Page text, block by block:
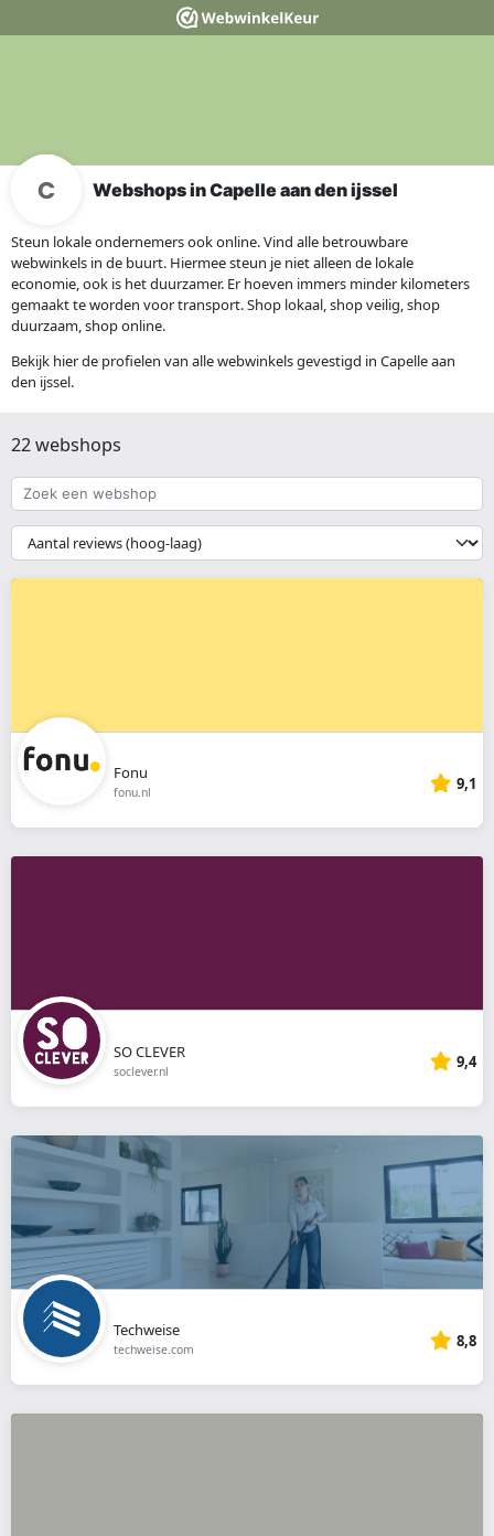
Webshops in Capelle aan den ijssel
Steun lokale ondernemers ook online. Vind alle betrouwbare
webwinkels in de buurt. Hiermee steun je niet alleen de lokale
economie, ook is het duurzamer. Er hoeven immers minder kilometers
gemaakt te worden voor transport. Shop lokaal, shop veilig, shop
duurzaam, shop online.
Bekijk hier de profielen van alle webwinkels gevestigd in Capelle aan
den ijssel.
22 webshops
Zoek
een
webshop
{{
__('Sort')
}}
Fonu
fonu.nl 9,1
SO CLEVER
soclever.nl 9,4
Techweise
techweise.com 8,8